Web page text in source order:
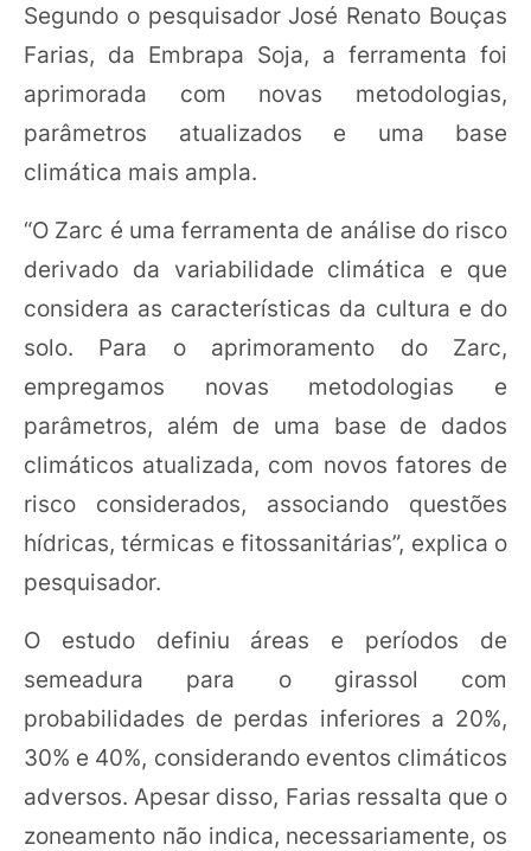
Segundo o pesquisador José Renato Bouças
Farias, da Embrapa Soja, a ferramenta foi
aprimorada com novas metodologias,
parâmetros atualizados e uma base
climática mais ampla.
“O Zarc é uma ferramenta de análise do risco
derivado da variabilidade climática e que
considera as características da cultura e do
solo. Para o aprimoramento do Zarc,
empregamos novas metodologias e
parâmetros, além de uma base de dados
climáticos atualizada, com novos fatores de
risco considerados, associando questões
hídricas, térmicas e fitossanitárias”, explica o
pesquisador.
O estudo definiu áreas e períodos de
semeadura para o girassol com
probabilidades de perdas inferiores a 20%,
30% e 40%, considerando eventos climáticos
adversos. Apesar disso, Farias ressalta que o
zoneamento não indica, necessariamente, os